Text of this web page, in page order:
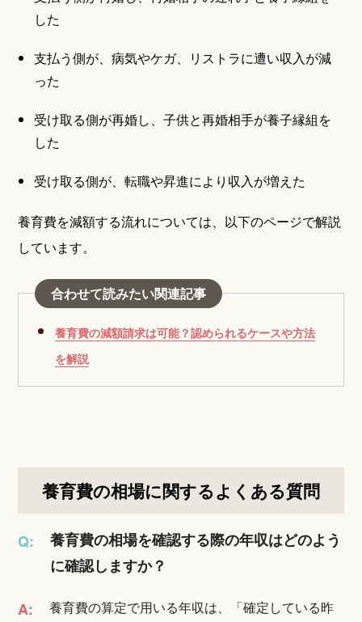
した
支払う側が、病気やケガ、リストラに遭い収入が減
った
受け取る側が再婚し、子供と再婚相手が養子縁組を
した
受け取る側が、転職や昇進により収入が増えた
養育費を減額する流れについては、以下のページで解説
しています。
合わせて読みたい関連記事
養育費の減額請求は可能？認められるケースや方法
を解説
養育費の相場に関するよくある質問
Q:
養育費の相場を確認する際の年収はどのよう
に確認しますか？
A:
養育費の算定で用いる年収は、「確定している昨